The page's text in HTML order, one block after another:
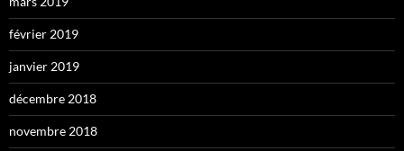
février 2019
janvier 2019
décembre 2018
novembre 2018